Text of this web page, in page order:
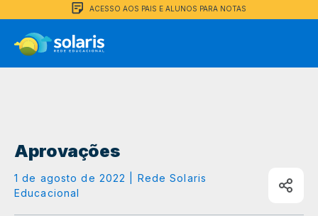
ACESSO AOS PAIS E ALUNOS PARA NOTAS
Aprovações
1 de agosto de 2022 | Rede Solaris
Educacional